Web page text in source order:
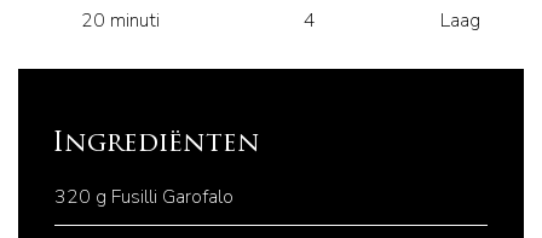
20 minuti 4 Laag
Ingrediënten
320 g Fusilli Garofalo